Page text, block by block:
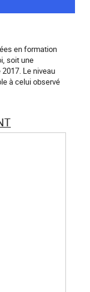
en formation
soit une
Le niveau
à celui observé